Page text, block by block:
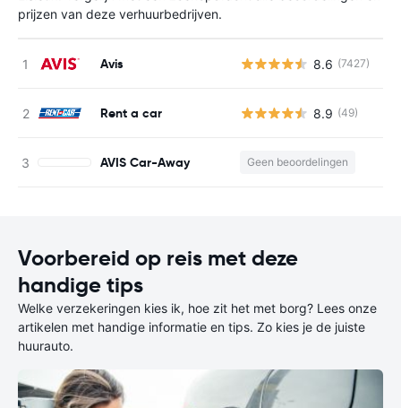
prijzen van deze verhuurbedrijven.
Avis 8.6 (7427)
Rent a car 8.9 (49)
AVIS Car-Away Geen beoordelingen
Voorbereid op reis met deze
handige tips
Welke verzekeringen kies ik, hoe zit het met borg? Lees onze
artikelen met handige informatie en tips. Zo kies je de juiste
huurauto.